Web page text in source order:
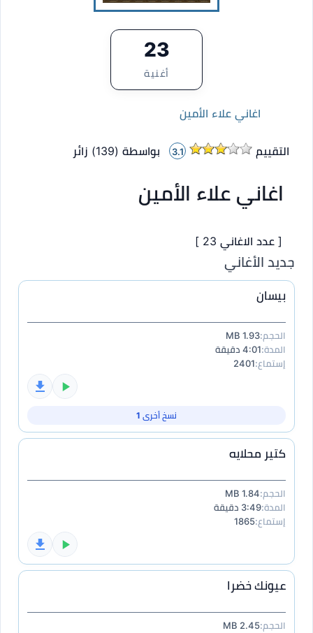
23
أغنية
اغاني علاء الأمين
التقييم 3.1 بواسطة (139
) زائر
اغاني علاء الأمين
[ عدد الاغاني 23 ]
جديد الأغاني
بيسان
الحجم:1.93 MB
المدة:4:01 دقيقة
إستماع:2401
نسخ أخرى 1
كتير محلايه
الحجم:1.84 MB
المدة:3:49 دقيقة
إستماع:1865
عيونك خضرا
الحجم:2.45 MB